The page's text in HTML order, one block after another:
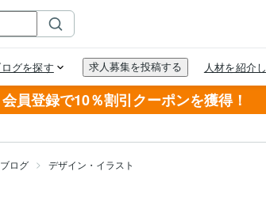
会員登録で10％割引クーポンを獲得！
ブログ デザイン・イラスト